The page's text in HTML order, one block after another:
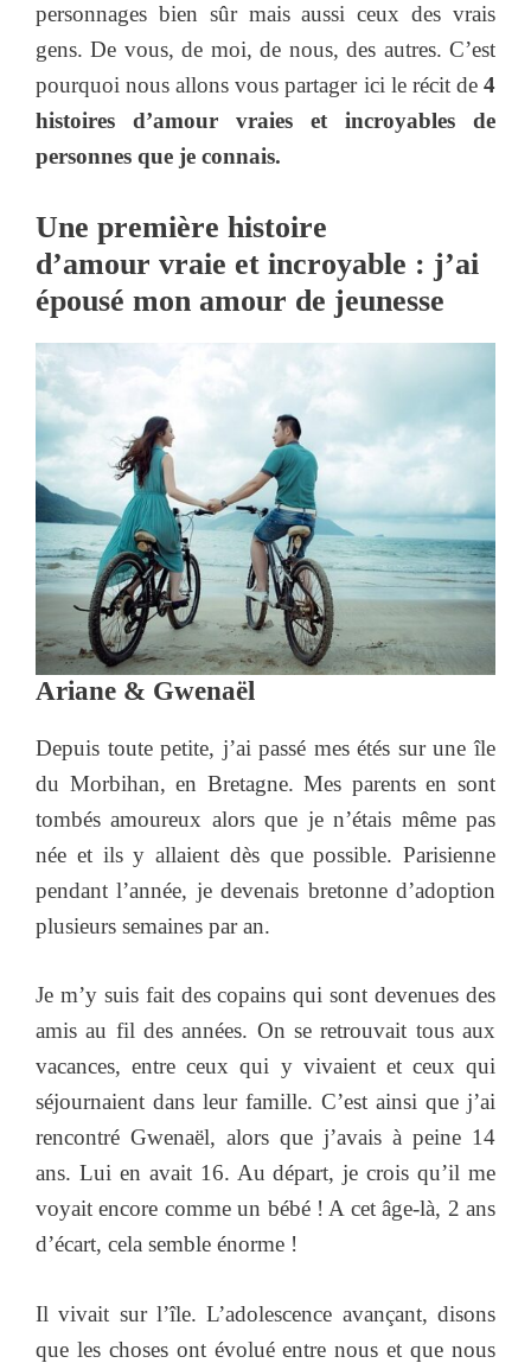
personnages bien sûr mais aussi ceux des vrais
gens. De vous, de moi, de nous, des autres. C’est
pourquoi nous allons vous partager ici le récit de 4
histoires d’amour vraies et incroyables de
personnes que je connais.
Une première histoire
d’amour vraie et incroyable : j’ai
épousé mon amour de jeunesse
Ariane & Gwenaël
Depuis toute petite, j’ai passé mes étés sur une île
du Morbihan, en Bretagne. Mes parents en sont
tombés amoureux alors que je n’étais même pas
née et ils y allaient dès que possible. Parisienne
pendant l’année, je devenais bretonne d’adoption
plusieurs semaines par an.
Je m’y suis fait des copains qui sont devenues des
amis au fil des années. On se retrouvait tous aux
vacances, entre ceux qui y vivaient et ceux qui
séjournaient dans leur famille. C’est ainsi que j’ai
rencontré Gwenaël, alors que j’avais à peine 14
ans. Lui en avait 16. Au départ, je crois qu’il me
voyait encore comme un bébé ! A cet âge-là, 2 ans
d’écart, cela semble énorme !
Il vivait sur l’île. L’adolescence avançant, disons
que les choses ont évolué entre nous et que nous